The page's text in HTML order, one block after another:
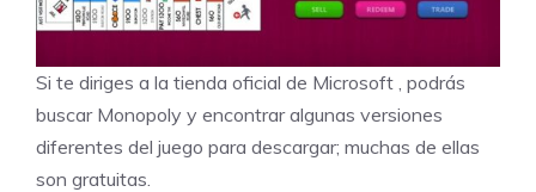
Si te diriges a la tienda oficial de Microsoft , podrás
buscar Monopoly y encontrar algunas versiones
diferentes del juego para descargar; muchas de ellas
son gratuitas.